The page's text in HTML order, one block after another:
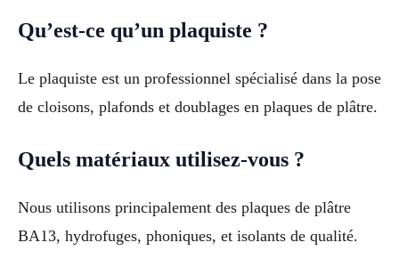
Qu’est-ce qu’un plaquiste ?
Le plaquiste est un professionnel spécialisé dans la pose
de cloisons, plafonds et doublages en plaques de plâtre.
Quels matériaux utilisez-vous ?
Nous utilisons principalement des plaques de plâtre
BA13, hydrofuges, phoniques, et isolants de qualité.